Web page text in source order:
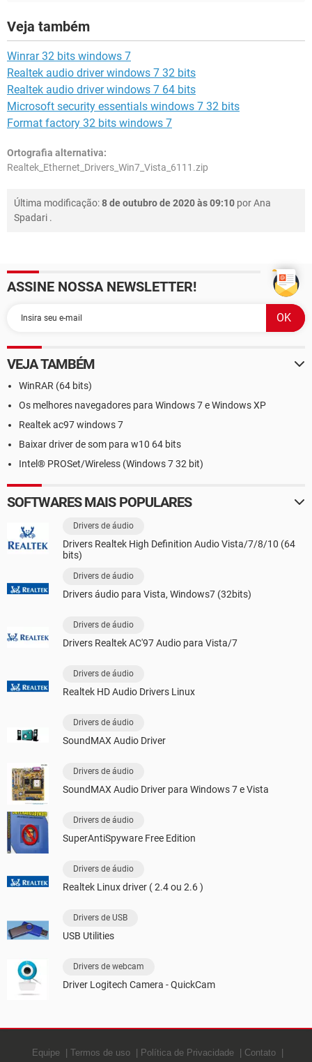
Veja também
Winrar 32 bits windows 7
Realtek audio driver windows 7 32 bits
Realtek audio driver windows 7 64 bits
Microsoft security essentials windows 7 32 bits
Format factory 32 bits windows 7
Ortografia alternativa:
Realtek_Ethernet_Drivers_Win7_Vista_6111.zip
Última modificação:8 de outubro de 2020 às 09:10 porAna
Spadari .
ASSINE NOSSA NEWSLETTER!
VEJA TAMBÉM
WinRAR (64 bits)
Os melhores navegadores para Windows 7 e Windows XP
Realtek ac97 windows 7
Baixar driver de som para w10 64 bits
Intel® PROSet/Wireless (Windows 7 32 bit)
SOFTWARES MAIS POPULARES
Drivers de áudio
Drivers Realtek High Definition Audio Vista/7/8/10 (64
bits)
Drivers de áudio
Drivers áudio para Vista, Windows7 (32bits)
Drivers de áudio
Drivers Realtek AC'97 Audio para Vista/7
Drivers de áudio
Realtek HD Audio Drivers Linux
Drivers de áudio
SoundMAX Audio Driver
Drivers de áudio
SoundMAX Audio Driver para Windows 7 e Vista
Drivers de áudio
SuperAntiSpyware Free Edition
Drivers de áudio
Realtek Linux driver ( 2.4 ou 2.6 )
Drivers de USB
USB Utilities
Drivers de webcam
Driver Logitech Camera - QuickCam
Equipe Termos de uso Política de Privacidade Contato